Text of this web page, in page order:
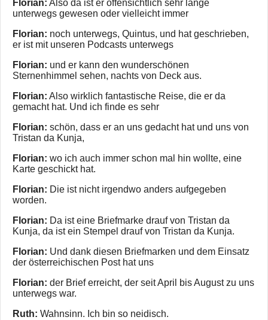
Florian: Also da ist er offensichtlich sehr lange
unterwegs gewesen oder vielleicht immer
Florian: noch unterwegs, Quintus, und hat geschrieben,
er ist mit unseren Podcasts unterwegs
Florian: und er kann den wunderschönen
Sternenhimmel sehen, nachts von Deck aus.
Florian: Also wirklich fantastische Reise, die er da
gemacht hat. Und ich finde es sehr
Florian: schön, dass er an uns gedacht hat und uns von
Tristan da Kunja,
Florian: wo ich auch immer schon mal hin wollte, eine
Karte geschickt hat.
Florian: Die ist nicht irgendwo anders aufgegeben
worden.
Florian: Da ist eine Briefmarke drauf von Tristan da
Kunja, da ist ein Stempel drauf von Tristan da Kunja.
Florian: Und dank diesen Briefmarken und dem Einsatz
der österreichischen Post hat uns
Florian: der Brief erreicht, der seit April bis August zu uns
unterwegs war.
Ruth: Wahnsinn. Ich bin so neidisch.